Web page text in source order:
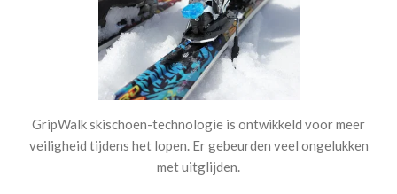
GripWalk skischoen-technologie is ontwikkeld voor meer
veiligheid tijdens het lopen. Er gebeurden veel ongelukken
met uitglijden.